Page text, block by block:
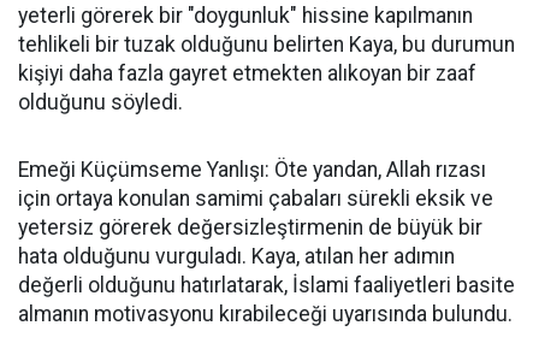
yeterli görerek bir "doygunluk" hissine kapılmanın
tehlikeli bir tuzak olduğunu belirten Kaya, bu durumun
kişiyi daha fazla gayret etmekten alıkoyan bir zaaf
olduğunu söyledi.
Emeği Küçümseme Yanlışı: Öte yandan, Allah rızası
için ortaya konulan samimi çabaları sürekli eksik ve
yetersiz görerek değersizleştirmenin de büyük bir
hata olduğunu vurguladı. Kaya, atılan her adımın
değerli olduğunu hatırlatarak, İslami faaliyetleri basite
almanın motivasyonu kırabileceği uyarısında bulundu.